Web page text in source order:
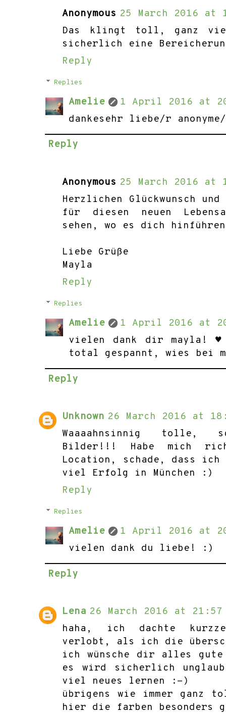
Anonymous 25 March 2016 at
Das klingt toll, ganz
sicherlich eine
Reply
Replies
Amelie
1 April 2016 at
dankesehr liebe/r
Reply
Anonymous 25 March 2016 at
Herzlichen Glückwunsch
für diesen neuen
sehen, wo es dich
Liebe Grüße
Mayla
Reply
Replies
Amelie
1 April 2016 at
vielen dank dir mayla!
total gespannt, wies bei
Reply
Unknown 26 March 2016 at
Waaaahnsinnig tolle,
Bilder!!! Habe mich
Location, schade, dass ich
viel Erfolg in München :)
Reply
Replies
Amelie
1 April 2016 at
vielen dank du liebe! :)
Reply
Lena 26 March 2016 at 21:57
haha, ich dachte
verlobt, als ich die
ich wünsche dir alles
es wird sicherlich
viel neues lernen :-)
übrigens wie immer ganz
hier die farben besonders